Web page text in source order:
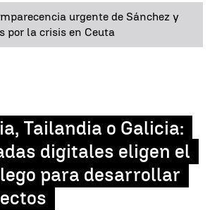
urgente de Sánchez y
por la crisis en Ceuta
Tailandia o Galicia:
digitales eligen el
para desarrollar